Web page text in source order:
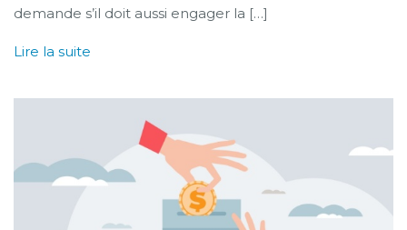
demande s’il doit aussi engager la […]
Lire la suite